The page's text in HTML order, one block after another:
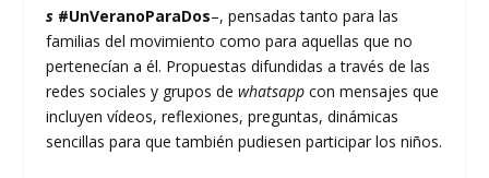
s #UnVeranoParaDos–, pensadas tanto para las
familias del movimiento como para aquellas que no
pertenecían a él. Propuestas difundidas a través de las
redes sociales y grupos dewhatsapp con mensajes que
incluyen vídeos, reflexiones, preguntas, dinámicas
sencillas para que también pudiesen participar los niños.